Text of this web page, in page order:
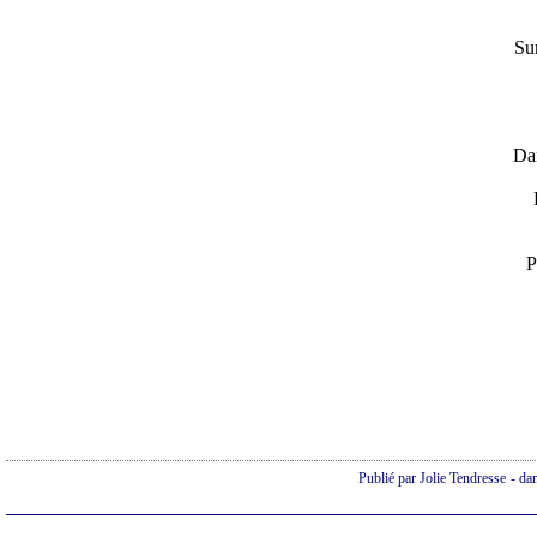
Publié par Jolie Tendresse -